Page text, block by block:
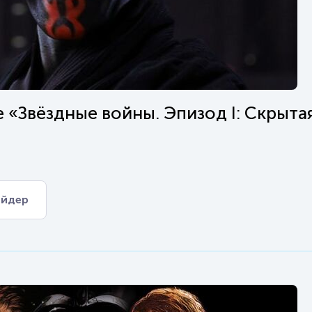
войны. Эпизод I: